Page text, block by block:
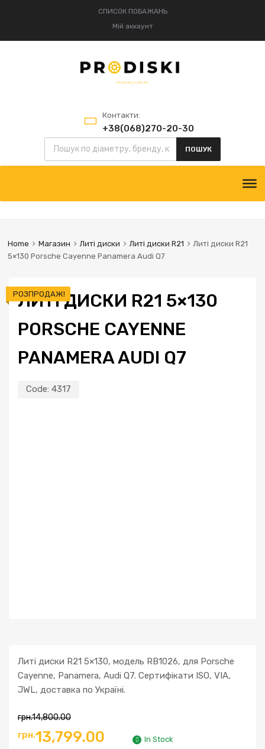
СПИСОК ПОБАЖАНЬ
Мій аккаунт
Контакти:
+38(068)270-20-30
+38(095)834-52-75
ПОШУК
Home Магазин Литі диски Литі диски R21
Литі диски R21
5×130 Porsche Cayenne Panamera Audi Q7
ЛИТІ ДИСКИ R21 5×130
PORSCHE CAYENNE
PANAMERA AUDI Q7
Code: 4317
РОЗПРОДАЖ!
Литі диски R21 5×130, модель RB1026, для Porsche
Cayenne, Panamera, Audi Q7. Сертифікати ISO, VIA,
JWL, доставка по Україні.
грн.14,800.00
грн.13,799.00 In Stock